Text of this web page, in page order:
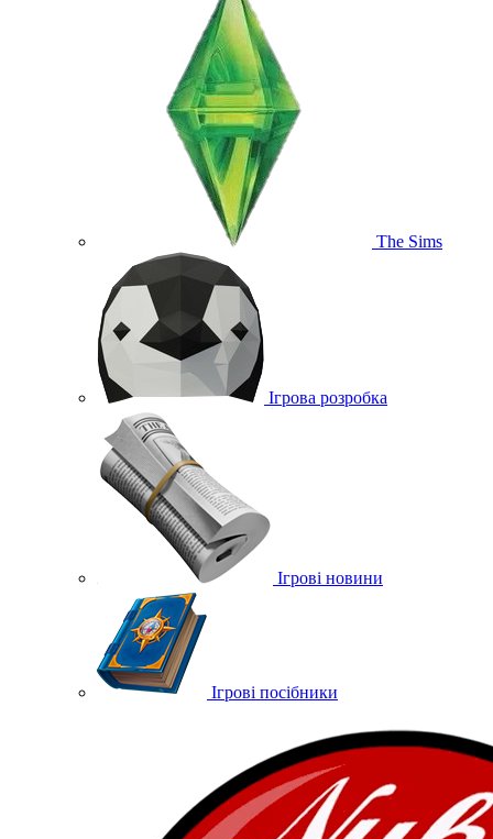
The Sims
Ігрова розробка
Ігрові новини
Ігрові посібники